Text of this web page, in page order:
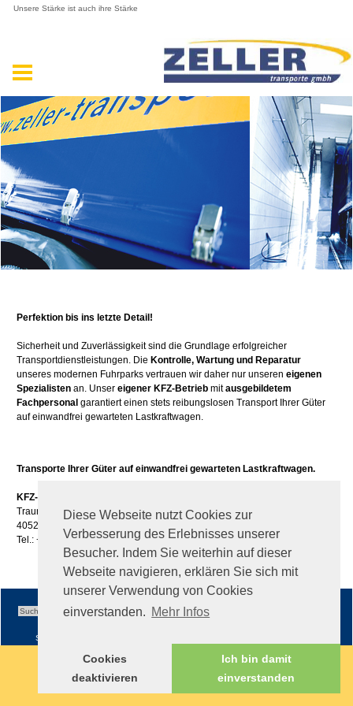
Diese Webseite nutzt Cookies zur
Verbesserung des Erlebnisses unserer
Besucher. Indem Sie weiterhin auf dieser
Webseite navigieren, erklären Sie sich mit
unserer Verwendung von Cookies
einverstanden. Mehr Infos
Cookies
deaktivieren
Ich bin damit
einverstanden
Unsere Stärke ist auch ihre Stärke
Perfektion bis ins letzte Detail!
Sicherheit und Zuverlässigkeit sind die Grundlage erfolgreicher
Transportdienstleistungen. Die Kontrolle, Wartung und Reparatur
unseres modernen Fuhrparks vertrauen wir daher nur unseren eigenen
Spezialisten an. Unser eigener KFZ-Betrieb mitausgebildetem
Fachpersonal garantiert einen stets reibungslosen Transport Ihrer Güter
auf einwandfrei gewarteten Lastkraftwagen.
Transporte Ihrer Güter auf einwandfrei gewarteten Lastkraftwagen.
KFZ-Reparaturen GesmbH.
Traunuferstraße 113
4052 Ansfelden
Tel.: +43 (0)50 / 861 -630
Sitemap